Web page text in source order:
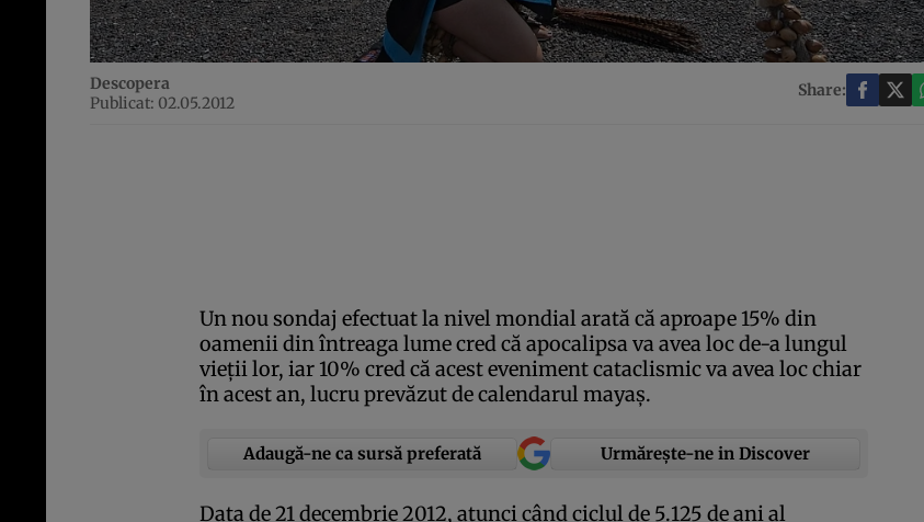
Descopera
Publicat: 02.05.2012
Share:
Un nou sondaj efectuat la nivel mondial arată că aproape 15% din
oamenii din întreaga lume cred că apocalipsa va avea loc de-a lungul
vieţii lor, iar 10% cred că acest eveniment cataclismic va avea loc chiar
în acest an, lucru prevăzut de calendarul mayaş.
Adaugă-ne ca sursă preferată Urmărește-ne in Discover
Data de 21 decembrie 2012, atunci când ciclul de 5.125 de ani al